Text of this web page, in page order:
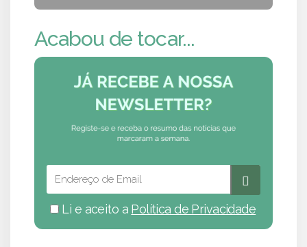
Acabou de tocar...
Li e aceito a Política de Privacidade